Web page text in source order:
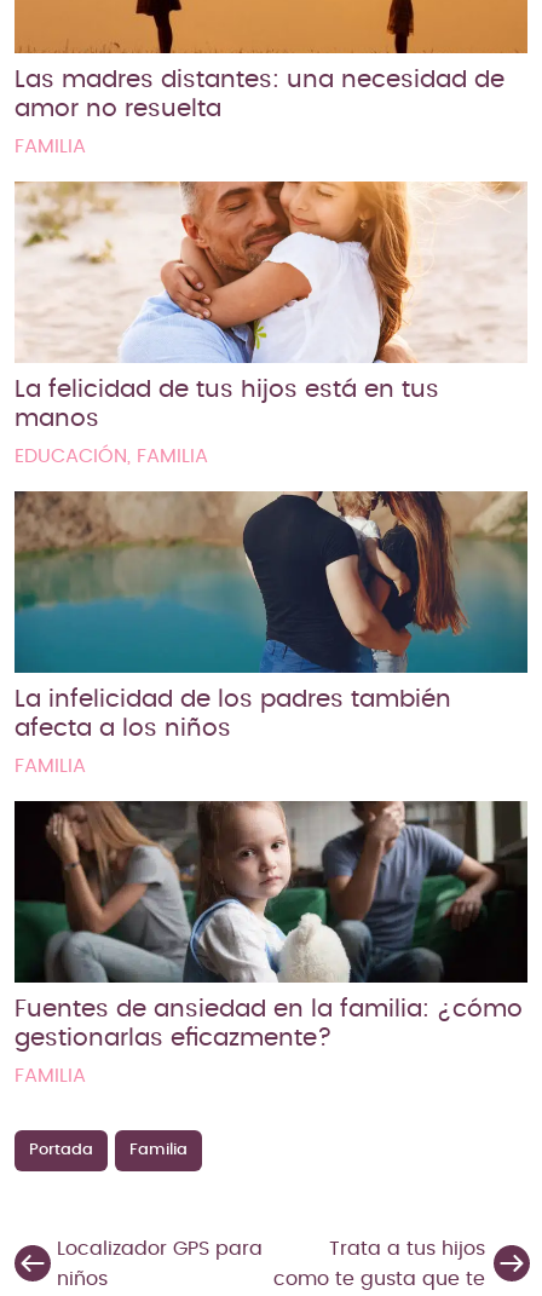
Las madres distantes: una necesidad de
amor no resuelta
FAMILIA
La felicidad de tus hijos está en tus
manos
EDUCACIÓN, FAMILIA
La infelicidad de los padres también
afecta a los niños
FAMILIA
Fuentes de ansiedad en la familia: ¿cómo
gestionarlas eficazmente?
FAMILIA
Portada Familia
Localizador GPS para
niños
Trata a tus hijos
como te gusta que te